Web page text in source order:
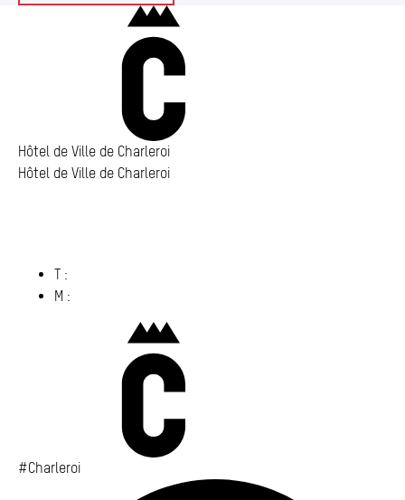
Hôtel de Ville de Charleroi
Hôtel de Ville de Charleroi
T :
M :
#Charleroi